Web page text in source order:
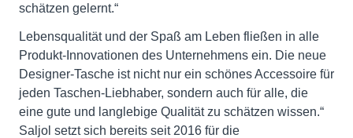
schätzen gelernt.“
Lebensqualität und der Spaß am Leben fließen in alle
Produkt-Innovationen des Unternehmens ein. Die neue
Designer-Tasche ist nicht nur ein schönes Accessoire für
jeden Taschen-Liebhaber, sondern auch für alle, die
eine gute und langlebige Qualität zu schätzen wissen.“
Saljol setzt sich bereits seit 2016 für die